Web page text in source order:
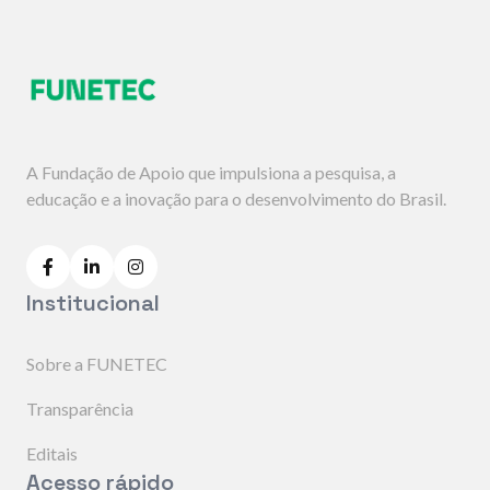
A Fundação de Apoio que impulsiona a pesquisa, a
educação e a inovação para o desenvolvimento do Brasil.
Institucional
Sobre a FUNETEC
Transparência
Editais
Acesso rápido